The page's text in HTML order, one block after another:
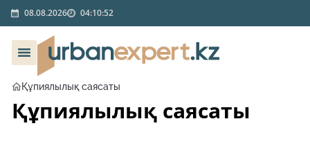
08.08.2026 04:10:52
Құпиялылық саясаты
Құпиялылық саясаты